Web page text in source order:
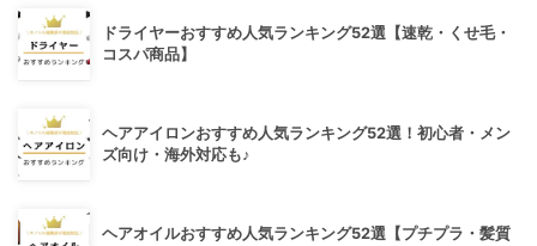
ドライヤーおすすめ人気ランキング52選【速乾・くせ毛・
コスパ商品】
ヘアアイロンおすすめ人気ランキング52選！初心者・メン
ズ向け・海外対応も♪
ヘアオイルおすすめ人気ランキング52選【プチプラ・髪質